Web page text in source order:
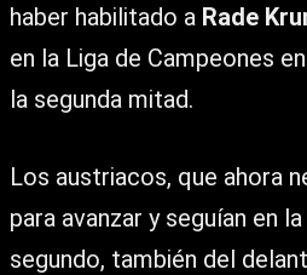
haber habilitado a Rade
en la Liga de Campeones
la segunda mitad.
Los austriacos, que ahora
para avanzar y seguían en
segundo, también del